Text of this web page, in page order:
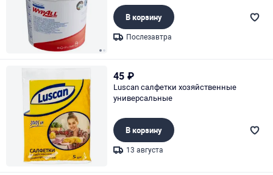
В корзину
Послезавтра
45 ₽
Luscan салфетки хозяйственные
универсальные
В корзину
13 августа